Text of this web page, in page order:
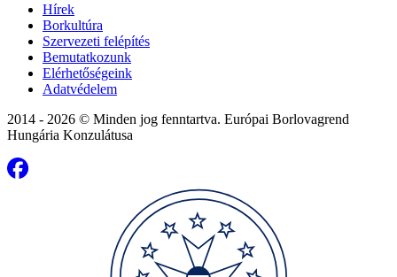
Hírek
Borkultúra
Szervezeti felépítés
Bemutatkozunk
Elérhetőségeink
Adatvédelem
2014 - 2026 © Minden jog fenntartva. Európai Borlovagrend
Hungária Konzulátusa